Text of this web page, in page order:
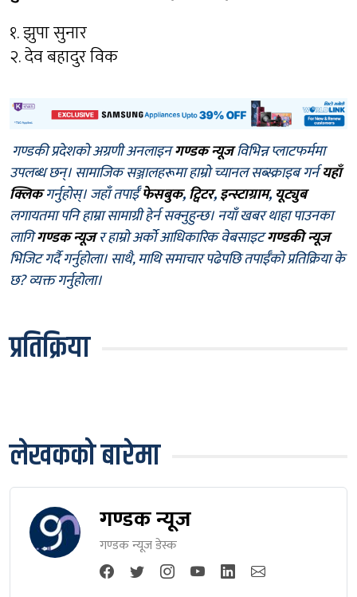
१. झुपा सुनार
२. देव बहादुर विक
गण्डकी प्रदेशको अग्रणी अनलाइनगण्डक न्यूजविभिन्न प्लाटफर्ममा
उपलब्ध छन्। सामाजिक सञ्जालहरूमा हाम्रो च्यानल सब्स्क्राइब गर्नयहाँ
क्लिकगर्नुहोस्। जहाँ तपाईँफेसबुक,ट्विटर,इन्स्टाग्राम, यूट्युब
लगायतमा पनि हाम्रा सामाग्री हेर्न सक्नुहुन्छ। नयाँ खबर थाहा पाउनका
लागिगण्डक न्यूजर हाम्रो अर्को आधिकारिक वेबसाइटगण्डकी न्यूज
भिजिट गर्दै गर्नुहोला। साथै, माथि समाचार पढेपछि तपाईँको प्रतिक्रिया के
छ? व्यक्त गर्नुहोला।
प्रतिक्रिया
लेखकको बारेमा
गण्डक न्यूज
गण्डक न्यूज डेस्क